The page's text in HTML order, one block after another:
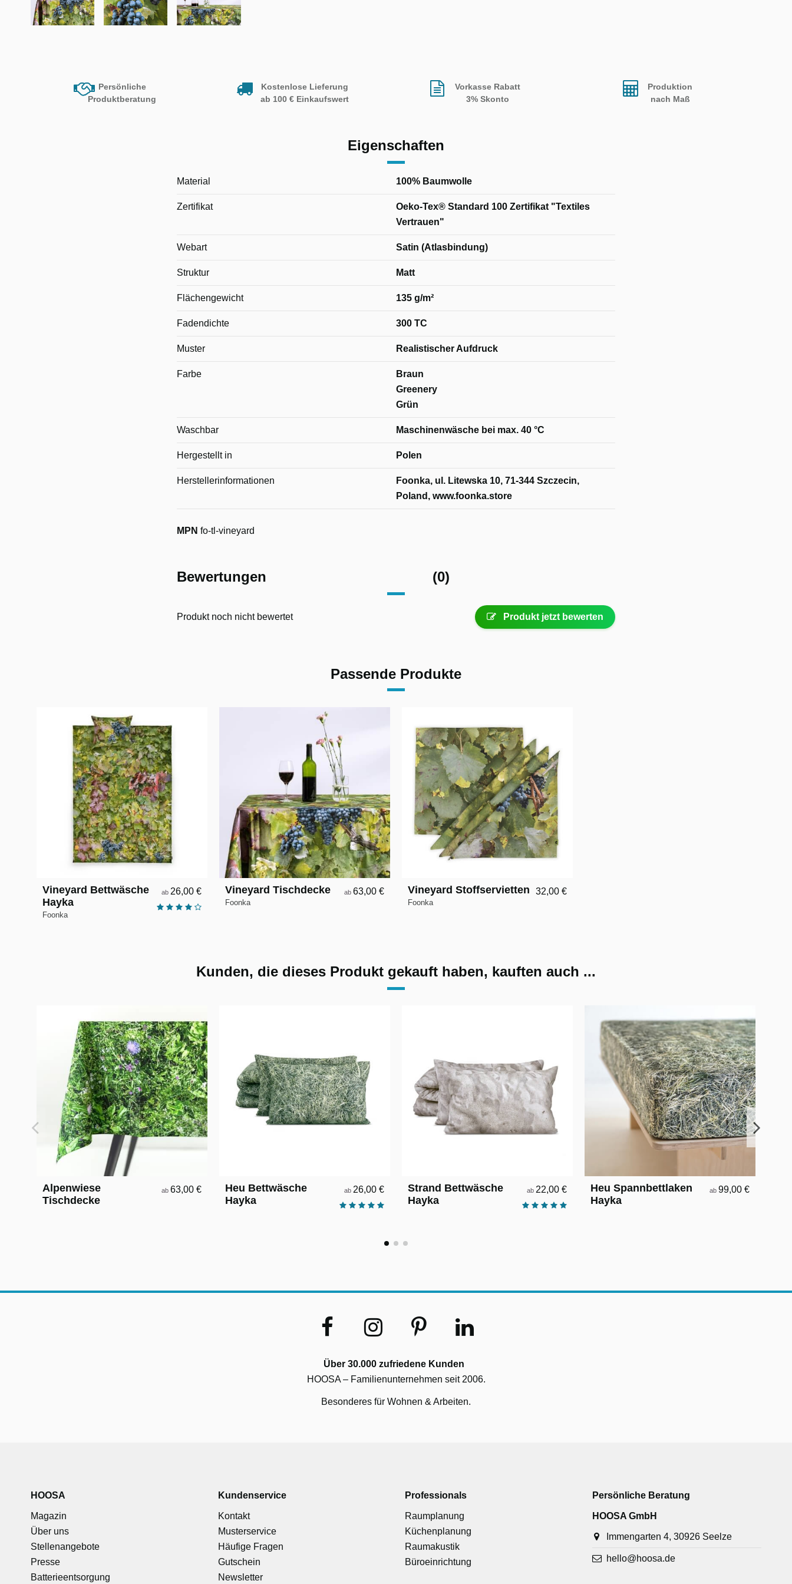
Persönliche
Produktberatung
Kostenlose Lieferung
ab 100 € Einkaufswert
Vorkasse Rabatt
3% Skonto
Produktion
nach Maß
Eigenschaften
Material 100% Baumwolle
Zertifikat
Oeko-Tex® Standard 100 Zertifikat "Textiles
Vertrauen"
Webart Satin (Atlasbindung)
Struktur Matt
Flächengewicht 135 g/m²
Fadendichte 300 TC
Muster Realistischer Aufdruck
Farbe
Braun
Greenery
Grün
Waschbar Maschinenwäsche bei max. 40 °C
Hergestellt in Polen
Herstellerinformationen
Foonka, ul. Litewska 10, 71-344 Szczecin,
Poland, www.foonka.store
MPN fo-tl-vineyard
Bewertungen (0)
Produkt noch nicht bewertet Produkt jetzt bewerten
Passende Produkte
Vineyard Bettwäsche
Hayka
Foonka
ab 26,00 € Vineyard Tischdecke
Foonka
ab 63,00 € Vineyard Stoffservietten
Foonka
32,00 €
Kunden, die dieses Produkt gekauft haben, kauften auch ...
Alpenwiese
Tischdecke
ab 63,00 €
Heu Bettwäsche
Hayka
ab 26,00 €
Strand Bettwäsche
Hayka
ab 22,00 €
Heu Spannbettlaken
Hayka
ab 99,00 €
Über 30.000 zufriedene Kunden
HOOSA – Familienunternehmen seit 2006.
Besonderes für Wohnen & Arbeiten.
HOOSA
Magazin
Über uns
Stellenangebote
Presse
Batterieentsorgung
Kundenservice
Kontakt
Musterservice
Häufige Fragen
Gutschein
Newsletter
Professionals
Raumplanung
Küchenplanung
Raumakustik
Büroeinrichtung
Persönliche Beratung
HOOSA GmbH
Immengarten 4, 30926 Seelze
hello@hoosa.de